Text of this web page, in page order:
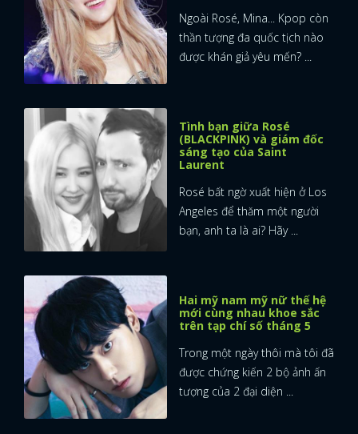
Ngoài Rosé, Mina... Kpop còn
thần tượng đa quốc tịch nào
được khán giả yêu mến? ...
Tình bạn giữa Rosé
(BLACKPINK) và giám đốc
sáng tạo của Saint
Laurent
Rosé bất ngờ xuất hiện ở Los
Angeles để thăm một người
bạn, anh ta là ai? Hãy ...
Hai mỹ nam mỹ nữ thế hệ
mới cùng nhau khoe sắc
trên tạp chí số tháng 5
Trong một ngày thôi mà tôi đã
được chứng kiến 2 bộ ảnh ấn
tượng của 2 đại diện ...